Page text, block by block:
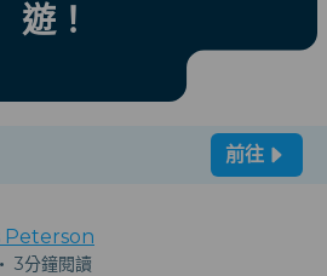
遊！
前往
Peterson
• 3分鐘閱讀